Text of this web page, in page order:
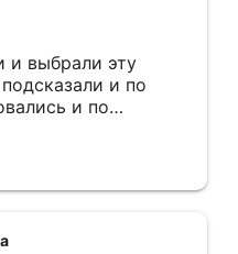
и выбрали эту
и по
на все
и аккуратно,
С утра до
Рекомендую!